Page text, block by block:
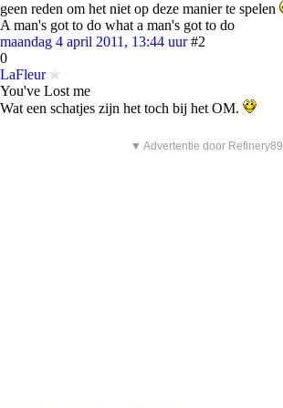
geen reden om het niet op deze manier te spelen
A man's got to do what a man's got to do
maandag 4 april 2011, 13:44 uur #2
0
LaFleur
You've Lost me
Wat een schatjes zijn het toch bij het OM.
▼ Advertentie door Refinery89